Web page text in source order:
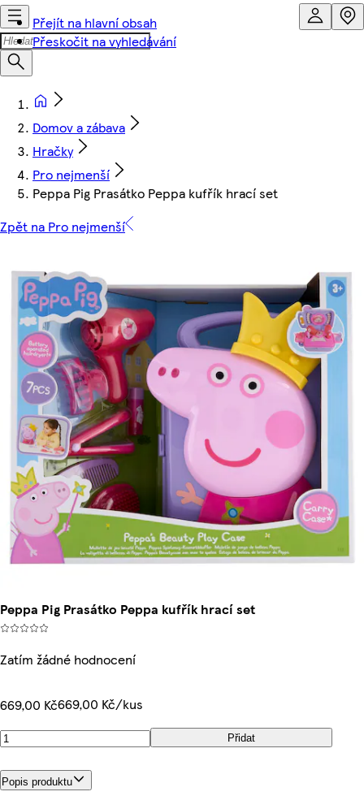
Přejít na hlavní obsah
Přeskočit na vyhledávání
Domov a zábava
Hračky
Pro nejmenší
Peppa Pig Prasátko Peppa kufřík hrací set
Zpět na Pro nejmenší
Peppa Pig Prasátko Peppa kufřík hrací set
Zatím žádné hodnocení
669,00 Kč669,00 Kč/kus
Přidat
Popis produktu